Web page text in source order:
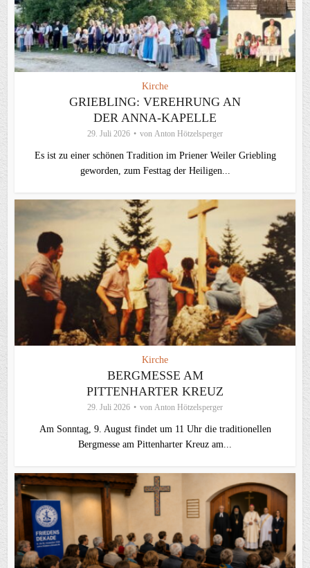
Kirche
GRIEBLING: VEREHRUNG AN
DER ANNA-KAPELLE
29. Juli 2026 von Anton Hötzelsperger
Es ist zu einer schönen Tradition im Priener Weiler Griebling
geworden, zum Festtag der Heiligen...
Kirche
BERGMESSE AM
PITTENHARTER KREUZ
29. Juli 2026 von Anton Hötzelsperger
Am Sonntag, 9. August findet um 11 Uhr die traditionellen
Bergmesse am Pittenharter Kreuz am...